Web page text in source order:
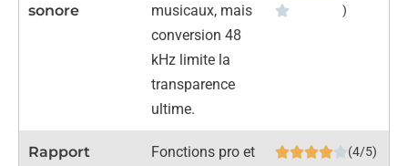
sonore
musicaux, mais
conversion 48
kHz limite la
transparence
ultime.
)
Rapport
Fonctions pro et
(4/5)